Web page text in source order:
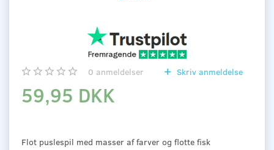
0 anmeldelser Skriv anmeldelse
59,95 DKK
Flot puslespil med masser af farver og flotte fisk